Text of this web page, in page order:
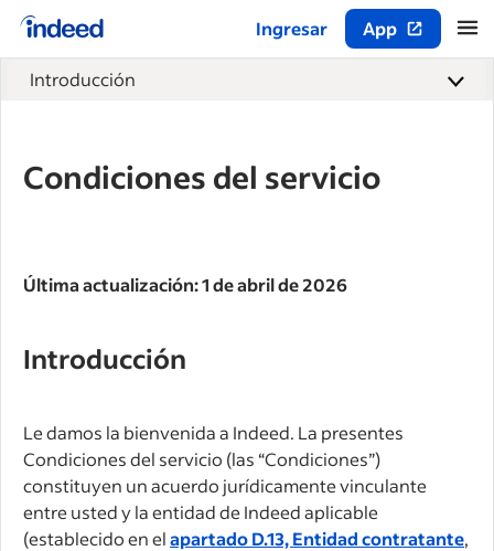
Ingresar App
Inicio del contenido principal
Introducción
Condiciones del servicio
Última actualización: 1 de abril de 2026
Introducción
Le damos la bienvenida a Indeed. La presentes
Condiciones del servicio (las “Condiciones”)
constituyen un acuerdo jurídicamente vinculante
entre usted y la entidad de Indeed aplicable
(establecido en elapartado D.13, Entidad contratante,